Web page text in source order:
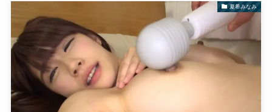
夏希みなみ